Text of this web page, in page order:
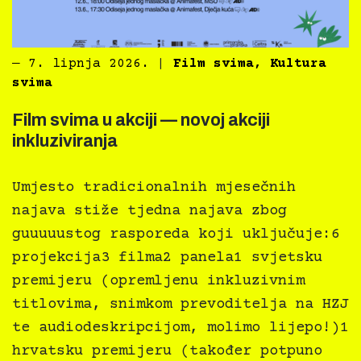
― 7. lipnja 2026. Film svima, Kultura
svima
Film svima u akciji — novoj akciji
inkluziviranja
Umjesto tradicionalnih mjesečnih
najava stiže tjedna najava zbog
guuuuustog rasporeda koji uključuje:6
projekcija3 filma2 panela1 svjetsku
premijeru (opremljenu inkluzivnim
titlovima, snimkom prevoditelja na HZJ
te audiodeskripcijom, molimo lijepo!)1
hrvatsku premijeru (također potpuno